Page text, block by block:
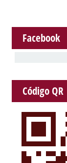
Facebook
Código QR